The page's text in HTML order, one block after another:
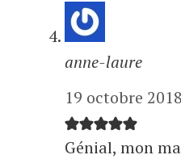
anne-laure
19 octobre
Génial, mon